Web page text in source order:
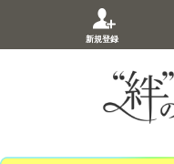
新規登録